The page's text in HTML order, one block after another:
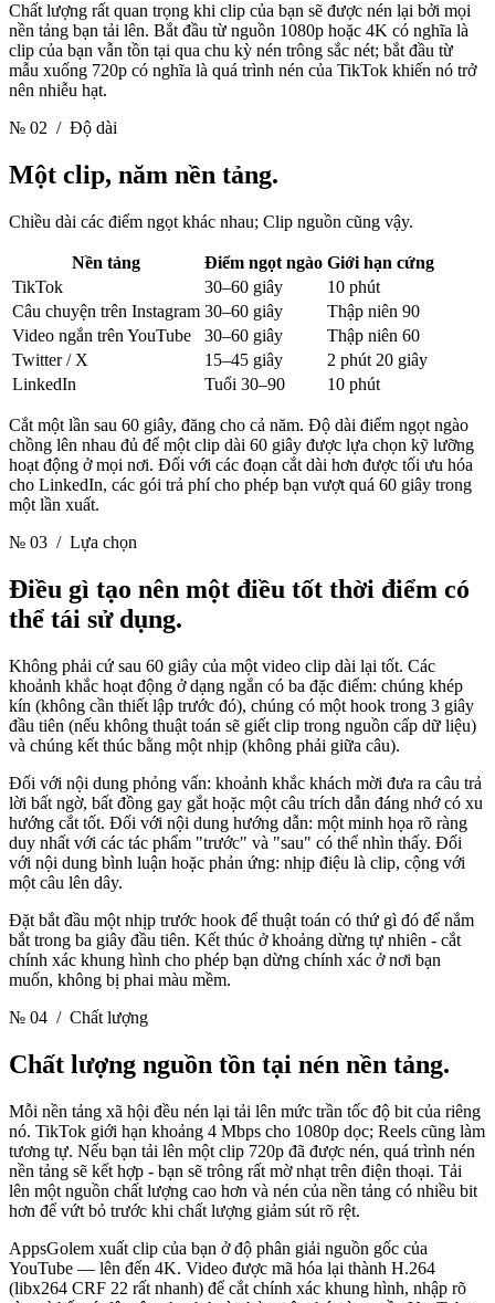
Chất lượng rất quan trọng khi clip của bạn sẽ được nén lại bởi mọi
nền tảng bạn tải lên. Bắt đầu từ nguồn 1080p hoặc 4K có nghĩa là
clip của bạn vẫn tồn tại qua chu kỳ nén trông sắc nét; bắt đầu từ
mẫu xuống 720p có nghĩa là quá trình nén của TikTok khiến nó trở
nên nhiễu hạt.
№ 02 / Độ dài
Một clip, năm nền tảng.
Chiều dài các điểm ngọt khác nhau; Clip nguồn cũng vậy.
Nền tảng Điểm ngọt ngào Giới hạn cứng
TikTok
30–60 giây
10 phút
Câu chuyện trên Instagram 30–60 giây
Thập niên 90
Video ngắn trên YouTube
30–60 giây
Thập niên 60
Twitter / X
15–45 giây
2 phút 20 giây
LinkedIn
Tuổi 30–90 10 phút
Cắt một lần sau 60 giây, đăng cho cả năm. Độ dài điểm ngọt ngào
chồng lên nhau đủ để một clip dài 60 giây được lựa chọn kỹ lưỡng
hoạt động ở mọi nơi. Đối với các đoạn cắt dài hơn được tối ưu hóa
cho LinkedIn, các gói trả phí cho phép bạn vượt quá 60 giây trong
một lần xuất.
№ 03 / Lựa chọn
Điều gì tạo nên một điều tốt thời điểm có
thể tái sử dụng.
Không phải cứ sau 60 giây của một video clip dài lại tốt. Các
khoảnh khắc hoạt động ở dạng ngắn có ba đặc điểm: chúng khép
kín (không cần thiết lập trước đó), chúng có một hook trong 3 giây
đầu tiên (nếu không thuật toán sẽ giết clip trong nguồn cấp dữ liệu)
và chúng kết thúc bằng một nhịp (không phải giữa câu).
Đối với nội dung phỏng vấn: khoảnh khắc khách mời đưa ra câu trả
lời bất ngờ, bất đồng gay gắt hoặc một câu trích dẫn đáng nhớ có xu
hướng cắt tốt. Đối với nội dung hướng dẫn: một minh họa rõ ràng
duy nhất với các tác phẩm "trước" và "sau" có thể nhìn thấy. Đối
với nội dung bình luận hoặc phản ứng: nhịp điệu là clip, cộng với
một câu lên dây.
Đặt bắt đầu một nhịp trước hook để thuật toán có thứ gì đó để nắm
bắt trong ba giây đầu tiên. Kết thúc ở khoảng dừng tự nhiên - cắt
chính xác khung hình cho phép bạn dừng chính xác ở nơi bạn
muốn, không bị phai màu mềm.
№ 04 / Chất lượng
Chất lượng nguồn tồn tại nén nền tảng.
Mỗi nền tảng xã hội đều nén lại tải lên mức trần tốc độ bit của riêng
nó. TikTok giới hạn khoảng 4 Mbps cho 1080p dọc; Reels cũng làm
tương tự. Nếu bạn tải lên một clip 720p đã được nén, quá trình nén
nền tảng sẽ kết hợp - bạn sẽ trông rất mờ nhạt trên điện thoại. Tải
lên một nguồn chất lượng cao hơn và nén của nền tảng có nhiều bit
hơn để vứt bỏ trước khi chất lượng giảm sút rõ rệt.
AppsGolem xuất clip của bạn ở độ phân giải nguồn gốc của
YouTube — lên đến 4K. Video được mã hóa lại thành H.264
(libx264 CRF 22 rất nhanh) để cắt chính xác khung hình, nhập rõ